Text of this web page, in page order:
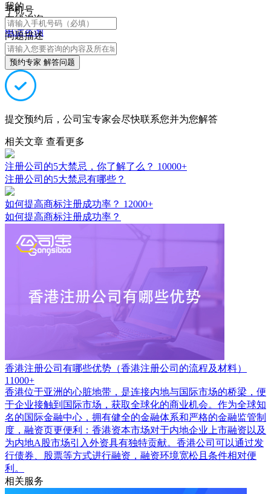
我的
在线咨询
电话咨询
手机号
问题描述
预约专家 解答问题
提交预约后，公司宝专家会尽快联系您并为您解答
相关文章 查看更多
注册公司的5大禁忌，你了解了么？ 10000+
注册公司的5大禁忌有哪些？
如何提高商标注册成功率？ 12000+
如何提高商标注册成功率？
香港注册公司有哪些优势（香港注册公司的流程及材料）
11000+
香港位于亚洲的心脏地带，是连接内地与国际市场的桥梁，便
于企业接触到国际市场，获取全球化的商业机会。作为全球知
名的国际金融中心，拥有健全的金融体系和严格的金融监管制
度，融资页更便利：香港资本市场对于内地企业上市融资以及
为内地A股市场引入外资具有独特贡献。香港公司可以通过发
行债券、股票等方式进行融资，融资环境宽松且条件相对便
利。
相关服务